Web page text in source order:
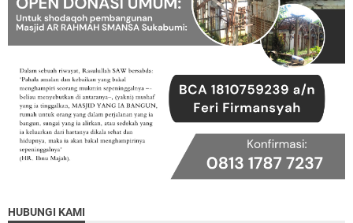
HUBUNGI KAMI